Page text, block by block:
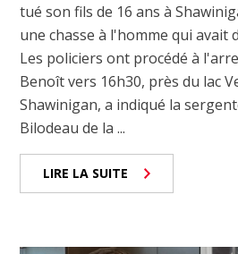
tué son fils de 16 ans à
une chasse à l'homme qui avait
Les policiers ont procédé à
Benoît vers 16h30, près du lac
Shawinigan, a indiqué la
Bilodeau de la ...
LIRE LA SUITE